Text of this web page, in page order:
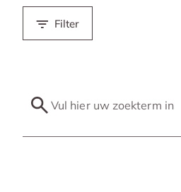
Filter